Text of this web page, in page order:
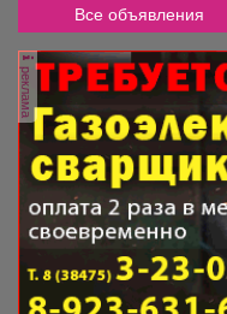
Все объявления
реклама